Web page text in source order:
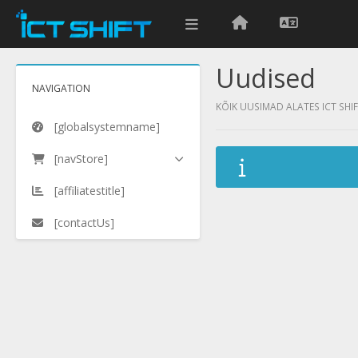
NAVIGATION
[globalsystemname]
[navStore]
[affiliatestitle]
[contactUs]
Uudised
KÕIK UUSIMAD ALATES ICT